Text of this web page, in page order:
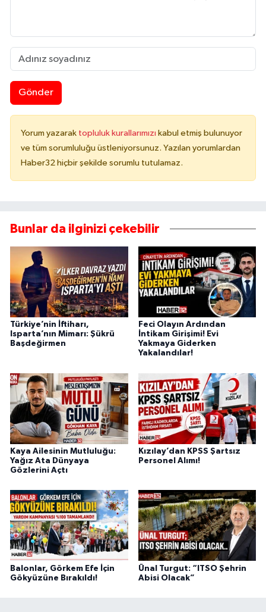
Gönder
Yorum yazarak topluluk kurallarımızı kabul etmiş bulunuyor
ve tüm sorumluluğu üstleniyorsunuz. Yazılan yorumlardan
Haber32 hiçbir şekilde sorumlu tutulamaz.
Bunlar da ilginizi çekebilir
Türkiye’nin İftiharı,
Isparta’nın Mimarı: Şükrü
Başdeğirmen
Feci Olayın Ardından
İntikam Girişimi! Evi
Yakmaya Giderken
Yakalandılar!
Kaya Ailesinin Mutluluğu:
Yağız Ata Dünyaya
Gözlerini Açtı
Kızılay’dan KPSS Şartsız
Personel Alımı!
Balonlar, Görkem Efe İçin
Gökyüzüne Bırakıldı!
Ünal Turgut: “ITSO Şehrin
Abisi Olacak”